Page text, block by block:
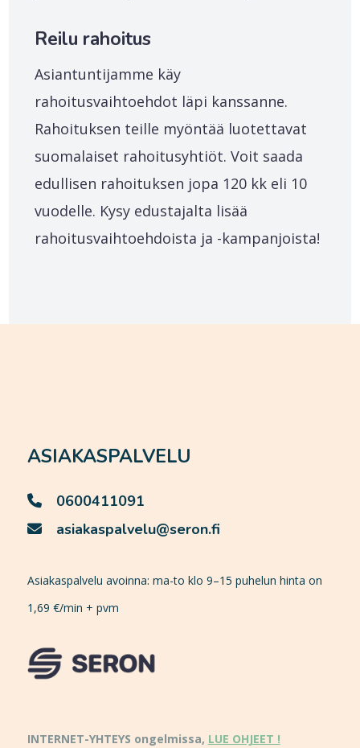
Reilu rahoitus
Asiantuntijamme käy
rahoitusvaihtoehdot läpi kanssanne.
Rahoituksen teille myöntää luotettavat
suomalaiset rahoitusyhtiöt. Voit saada
edullisen rahoituksen jopa 120 kk eli 10
vuodelle. Kysy edustajalta lisää
rahoitusvaihtoehdoista ja -kampanjoista!
ASIAKASPALVELU
0600411091
asiakaspalvelu@seron.fi
Asiakaspalvelu avoinna: ma-to klo 9–15 puhelun hinta on
1,69 €/min + pvm
INTERNET-YHTEYS ongelmissa, LUE OHJEET !